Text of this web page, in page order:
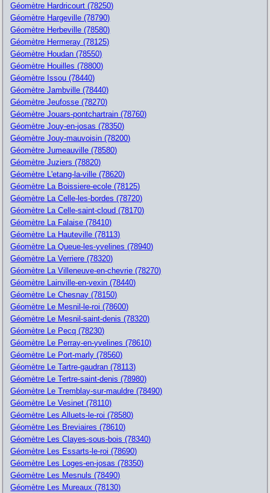
Géomètre Hardricourt (78250)
Géomètre Hargeville (78790)
Géomètre Herbeville (78580)
Géomètre Hermeray (78125)
Géomètre Houdan (78550)
Géomètre Houilles (78800)
Géomètre Issou (78440)
Géomètre Jambville (78440)
Géomètre Jeufosse (78270)
Géomètre Jouars-pontchartrain (78760)
Géomètre Jouy-en-josas (78350)
Géomètre Jouy-mauvoisin (78200)
Géomètre Jumeauville (78580)
Géomètre Juziers (78820)
Géomètre L'etang-la-ville (78620)
Géomètre La Boissiere-ecole (78125)
Géomètre La Celle-les-bordes (78720)
Géomètre La Celle-saint-cloud (78170)
Géomètre La Falaise (78410)
Géomètre La Hauteville (78113)
Géomètre La Queue-les-yvelines (78940)
Géomètre La Verriere (78320)
Géomètre La Villeneuve-en-chevrie (78270)
Géomètre Lainville-en-vexin (78440)
Géomètre Le Chesnay (78150)
Géomètre Le Mesnil-le-roi (78600)
Géomètre Le Mesnil-saint-denis (78320)
Géomètre Le Pecq (78230)
Géomètre Le Perray-en-yvelines (78610)
Géomètre Le Port-marly (78560)
Géomètre Le Tartre-gaudran (78113)
Géomètre Le Tertre-saint-denis (78980)
Géomètre Le Tremblay-sur-mauldre (78490)
Géomètre Le Vesinet (78110)
Géomètre Les Alluets-le-roi (78580)
Géomètre Les Breviaires (78610)
Géomètre Les Clayes-sous-bois (78340)
Géomètre Les Essarts-le-roi (78690)
Géomètre Les Loges-en-josas (78350)
Géomètre Les Mesnuls (78490)
Géomètre Les Mureaux (78130)